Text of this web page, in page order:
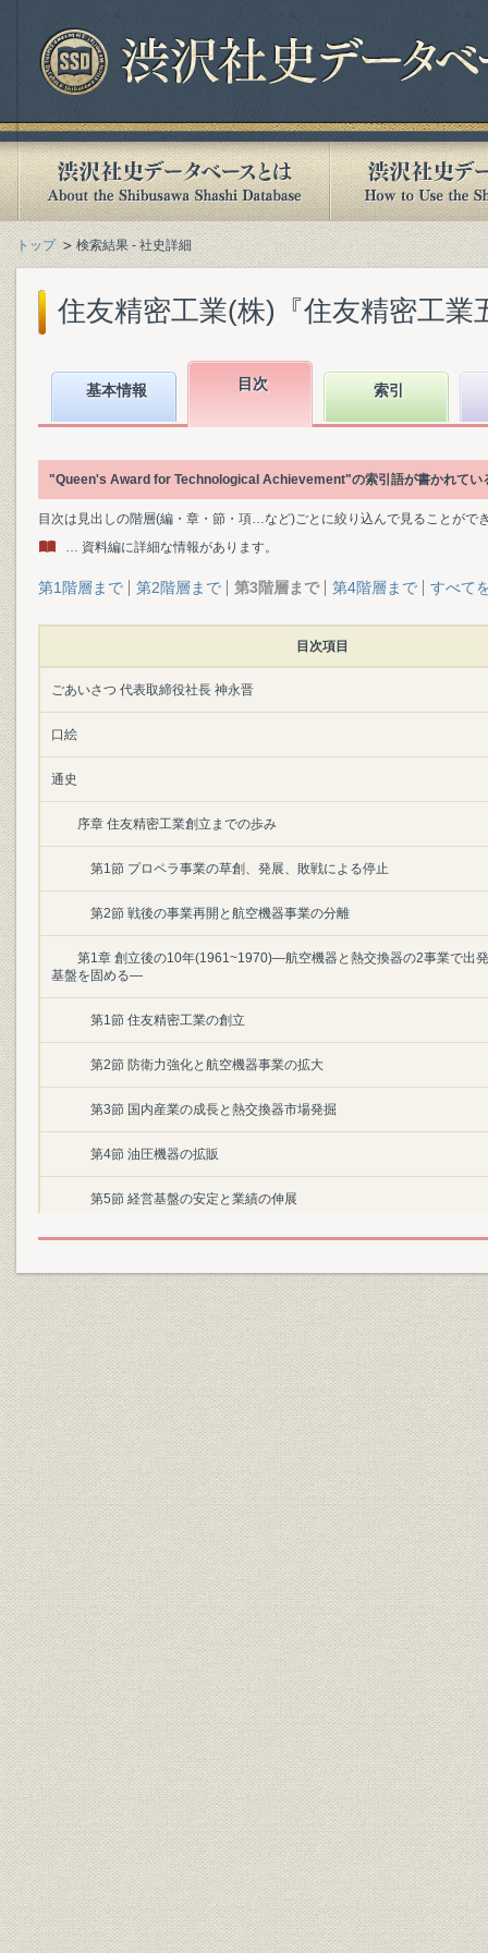
トップ 検索結果 - 社史詳細
住友精密工業(株)『住友精密工業
基本情報 目次 索引
"Queen's Award for Technological Achievement"の索引語が書かれてい
目次は見出しの階層(編・章・節・項…など)ごとに絞り込んで見ることがで
… 資料編に詳細な情報があります。
第1階層まで 第2階層まで 第3階層まで 第4階層まで すべて
目次項目
ごあいさつ 代表取締役社長 神永晋
口絵
通史
序章 住友精密工業創立までの歩み
第1節 プロペラ事業の草創、発展、敗戦による停止
第2節 戦後の事業再開と航空機器事業の分離
第1章 創立後の10年(1961~1970)―航空機器と熱交換器の2事業で出
基盤を固める―
第1節 住友精密工業の創立
第2節 防衛力強化と航空機器事業の拡大
第3節 国内産業の成長と熱交換器市場発掘
第4節 油圧機器の拡販
第5節 経営基盤の安定と業績の伸展
第2章 創立11年~20年(1971~1980)―低成長経済の中で事業規模拡大
第1節 総合的経営への布石
第2節 厳しい経営環境の中、業績向上対策の効果を得る
第3節 業績回復、創立20年を迎える
第3章 創立21年~30年(1981~1990)―電子技術を駆使しシステム製品
強い企業体質を目指す―
第1節 混沌とした経済環境の中、経営基盤充実へ
第2節 防衛力整備が端境期に、経営多角化へ努力
第3節 民間航空機用市場への本格進出、熱交換器事業の好調
第4節 主力事業の拡大と多角化で業容拡大
第4章 創立31年~40年(1991~2000)―グローバル経済の進行と事業展
第1節 バブル崩壊と経営改善の取組み、事業多角化定着へ向けて
第2節 グローバル化で経営改善に取り組む
第3節 激動と試練の時代
第4節 次の10年への発展に向けて
第5章 創立41年~50年(2001~2010)―グローバル展開の深化―
第1節 グローバリゼーションに対応した事業展開